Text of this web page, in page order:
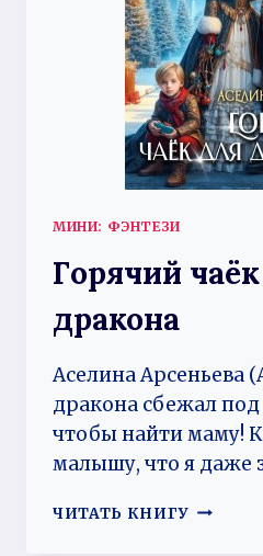
МИНИ: ФЭНТЕЗИ
Горячий
дракона
Аселина Арсеньева
дракона сбежал
чтобы найти маму!
малышу, что я даже
ЧИТАТЬ КНИГУ